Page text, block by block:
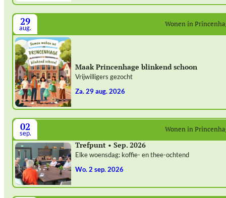
29
aug. Wonen in
Maak Princenhage blinkend schoon
Vrijwilligers gezocht
za. 29 aug. 2026
02
sep. Wonen in
Trefpunt • Sep. 2026
Elke woensdag: koffie- en thee-ochtend
wo. 2 sep. 2026